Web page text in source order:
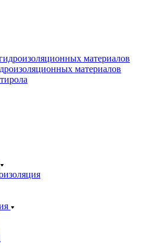
материалов
материалов